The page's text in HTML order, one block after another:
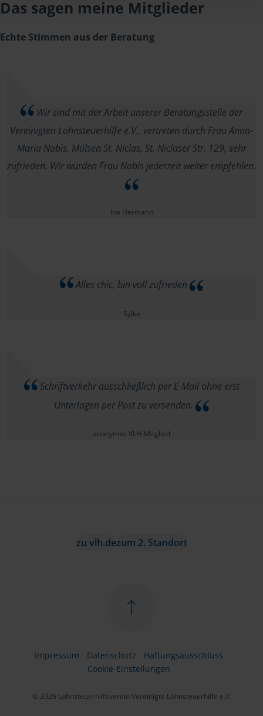
Das sagen meine Mitglieder
Echte Stimmen aus der Beratung
Wir sind mit der Arbeit unserer Beratungsstelle der
Vereinigten Lohnsteuerhilfe e.V., vertreten durch Frau Anna-
Maria Nobis, Mülsen St. Niclas, St. Niclaser Str. 129, sehr
zufrieden. Wir würden Frau Nobis jederzeit weiter empfehlen.
Ina Hermann
Alles chic, bin voll zufrieden
Sylke
Schriftverkehr ausschließlich per E-Mail ohne erst
Unterlagen per Post zu versenden.
anonymes VLH-Mitglied
zu vlh.dezum 2. Standort
Impressum Datenschutz
Haftungsausschluss
Cookie-Einstellungen
© 2026 Lohnsteuerhilfeverein Vereinigte Lohnsteuerhilfe e.V.